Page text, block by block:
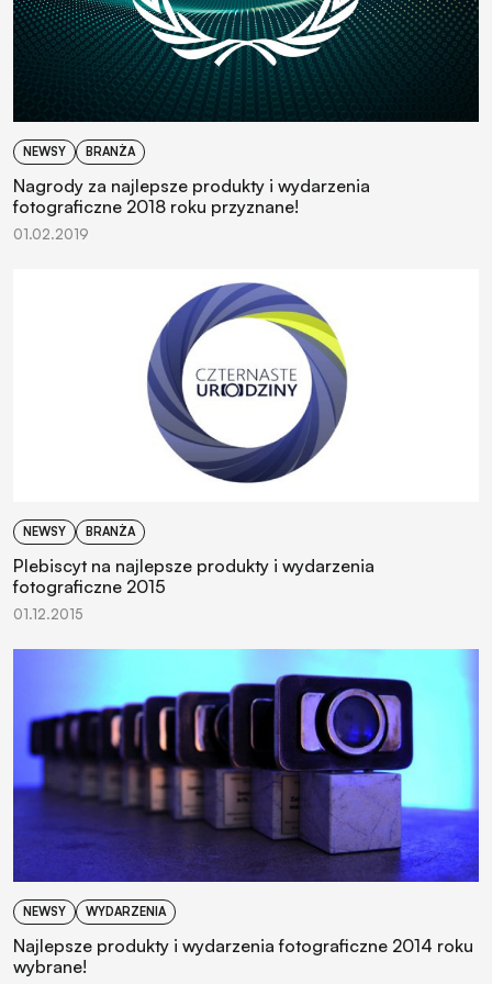
NEWSY BRANŻA
Nagrody za najlepsze produkty i wydarzenia
fotograficzne 2018 roku przyznane!
01.02.2019
NEWSY BRANŻA
Plebiscyt na najlepsze produkty i wydarzenia
fotograficzne 2015
01.12.2015
NEWSY WYDARZENIA
Najlepsze produkty i wydarzenia fotograficzne 2014 roku
wybrane!